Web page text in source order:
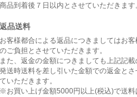
商品到着後７日以内とさせていただきます
返品送料
お客様都合による返品につきましてはお客
のご負担とさせていただきます。
また、返金の金額につきましても上記記載
発送時送料を差し引いた金額での返金とさ
ていただきます。
※お買い上げ金額5000円以上(税込)で送料